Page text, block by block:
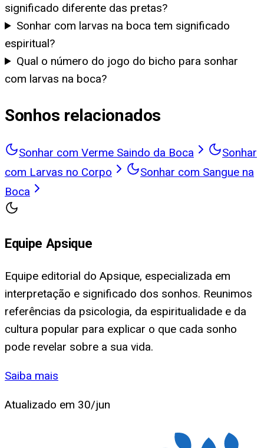
significado diferente das pretas?
Sonhar com larvas na boca tem significado
espiritual?
Qual o número do jogo do bicho para sonhar
com larvas na boca?
Sonhos relacionados
Sonhar com Verme Saindo da Boca
Sonhar
com Larvas no Corpo
Sonhar com Sangue na
Boca
Equipe Apsique
Equipe editorial do Apsique, especializada em
interpretação e significado dos sonhos. Reunimos
referências da psicologia, da espiritualidade e da
cultura popular para explicar o que cada sonho
pode revelar sobre a sua vida.
Saiba mais
Atualizado em 30/jun